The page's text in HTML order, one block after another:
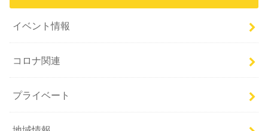
イベント情報
コロナ関連
プライベート